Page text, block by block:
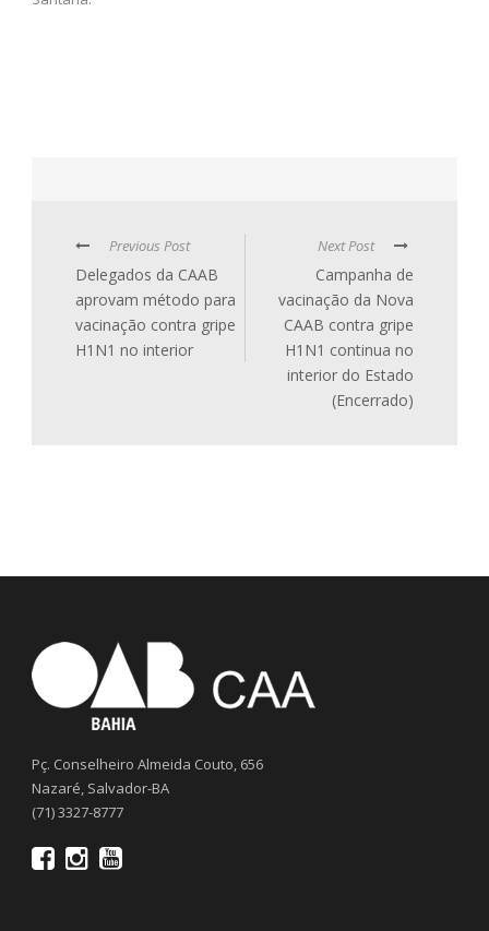
Previous Post
Delegados da CAAB
aprovam método para
vacinação contra gripe
H1N1 no interior
Next Post
Campanha de
vacinação da Nova
CAAB contra gripe
H1N1 continua no
interior do Estado
(Encerrado)
Pç. Conselheiro Almeida Couto, 656
Nazaré, Salvador-BA
(71) 3327-8777